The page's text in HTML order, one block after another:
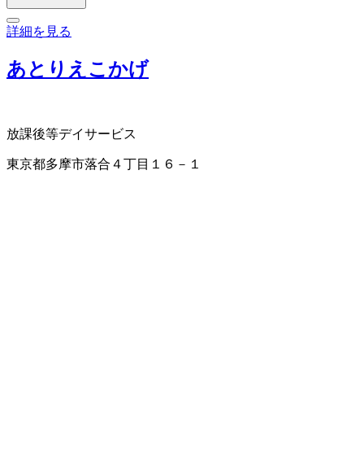
詳細を見る
あとりえこかげ
放課後等デイサービス
東京都多摩市落合４丁目１６－１